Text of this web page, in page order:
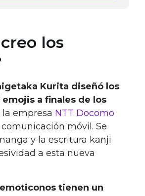
los
Kurita diseñó los
emojis a finales de los
la empresa NTT Docomo
móvil. Se
y la escritura kanji
a esta nueva
tienen un